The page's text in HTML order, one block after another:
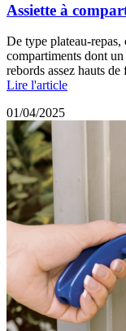
Assiette à
De type plateau-repas,
compartiments dont
rebords assez hauts
Lire l'article
01/04/2025